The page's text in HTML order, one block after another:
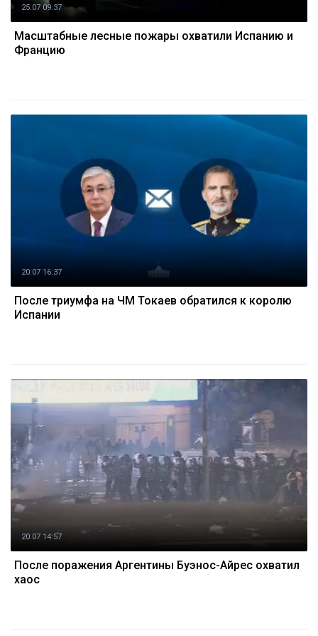
25.07 09:37
Масштабные лесные пожары охватили Испанию и
Францию
20.07 16:37
После триумфа на ЧМ Токаев обратился к королю
Испании
20.07 14:57
После поражения Аргентины Буэнос-Айрес охватил
хаос